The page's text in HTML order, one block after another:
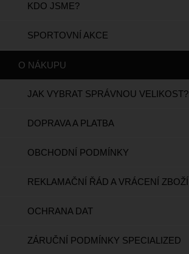
KDO JSME?
SPORTOVNÍ AKCE
O NÁKUPU
JAK VYBRAT SPRÁVNOU VELIKOST?
DOPRAVA A PLATBA
OBCHODNÍ PODMÍNKY
REKLAMAČNÍ ŘÁD A VRÁCENÍ ZBOŽÍ
OCHRANA DAT
ZÁRUČNÍ PODMÍNKY SPECIALIZED